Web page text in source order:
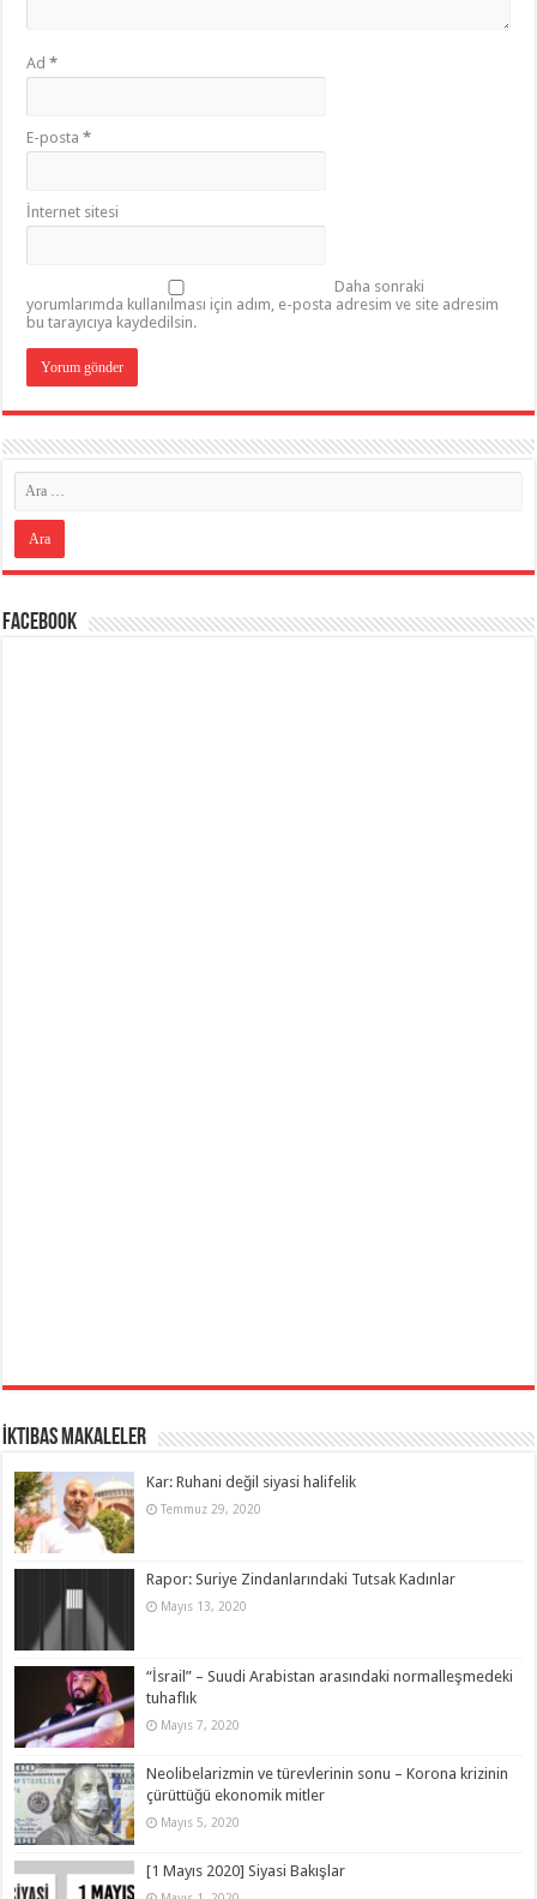
Ad*
E-posta*
İnternet sitesi
Daha sonraki
yorumlarımda kullanılması için adım, e-posta adresim ve site adresim
bu tarayıcıya kaydedilsin.
Facebook
İktibas Makaleler
Kar: Ruhani değil siyasi halifelik
Temmuz 29, 2020
Rapor: Suriye Zindanlarındaki Tutsak Kadınlar
Mayıs 13, 2020
“İsrail” – Suudi Arabistan arasındaki normalleşmedeki
tuhaflık
Mayıs 7, 2020
Neolibelarizmin ve türevlerinin sonu – Korona krizinin
çürüttüğü ekonomik mitler
Mayıs 5, 2020
[1 Mayıs 2020] Siyasi Bakışlar